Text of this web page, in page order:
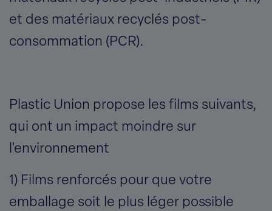
et des matériaux recyclés post-
consommation (PCR).
Plastic Union propose les films suivants,
qui ont un impact moindre sur
l'environnement
1) Films renforcés pour que votre
emballage soit le plus léger possible